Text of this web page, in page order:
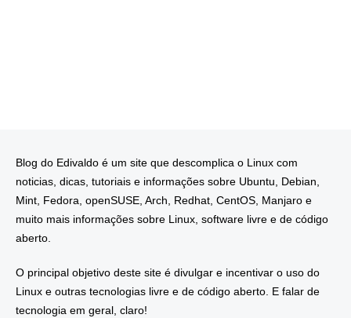
Blog do Edivaldo é um site que descomplica o Linux com
noticias, dicas, tutoriais e informações sobre Ubuntu, Debian,
Mint, Fedora, openSUSE, Arch, Redhat, CentOS, Manjaro e
muito mais informações sobre Linux, software livre e de código
aberto.
O principal objetivo deste site é divulgar e incentivar o uso do
Linux e outras tecnologias livre e de código aberto. E falar de
tecnologia em geral, claro!